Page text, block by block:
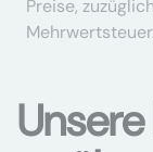
Preise,